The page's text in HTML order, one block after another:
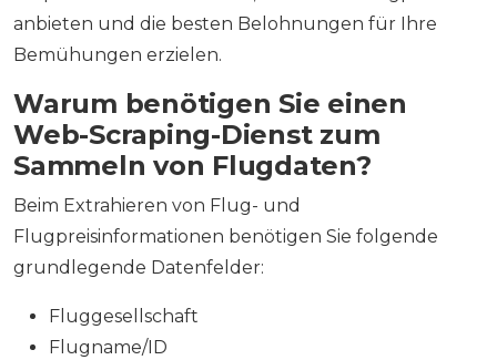
anbieten und die besten Belohnungen für Ihre
Bemühungen erzielen.
Warum benötigen Sie einen
Web-Scraping-Dienst zum
Sammeln von Flugdaten?
Beim Extrahieren von Flug- und
Flugpreisinformationen benötigen Sie folgende
grundlegende Datenfelder:
Fluggesellschaft
Flugname/ID